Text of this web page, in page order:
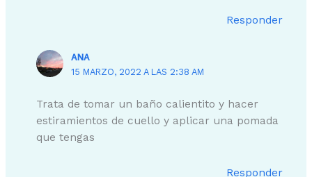
Responder
ANA
15 MARZO, 2022 A LAS 2:38 AM
Trata de tomar un baño calientito y hacer
estiramientos de cuello y aplicar una pomada
que tengas
Responder